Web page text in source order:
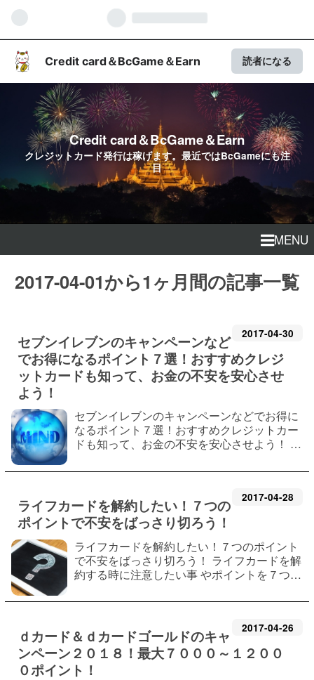
Credit card＆BcGame＆Earn 読者になる
Credit card＆BcGame＆Earn
クレジットカード発行は稼げます。最近ではBcGameにも注
目
MENU
2017-04-01から1ヶ月間の記事一覧
2017-04-30
セブンイレブンのキャンペーンなど
でお得になるポイント７選！おすすめクレジ
ットカードも知って、お金の不安を安心させ
よう！
セブンイレブンのキャンペーンなどでお得に
なるポイント７選！おすすめクレジットカー
ドも知って、お金の不安を安心させよう！ セ
nanacoギフト、電子マネー、クレジットカー
も…
2017-04-28
ライフカードを解約したい！７つの
ポイントで不安をばっさり切ろう！
ライフカードを解約したい！７つのポイント
で不安をばっさり切ろう！ ライフカードを解
約する時に注意したい事 やポイントを７つで
っている人にも 役立つはずですし、後々面倒
2017-04-26
ｄカード＆ｄカードゴールドのキャ
ンペーン２０１８！最大７０００～１２００
０ポイント！